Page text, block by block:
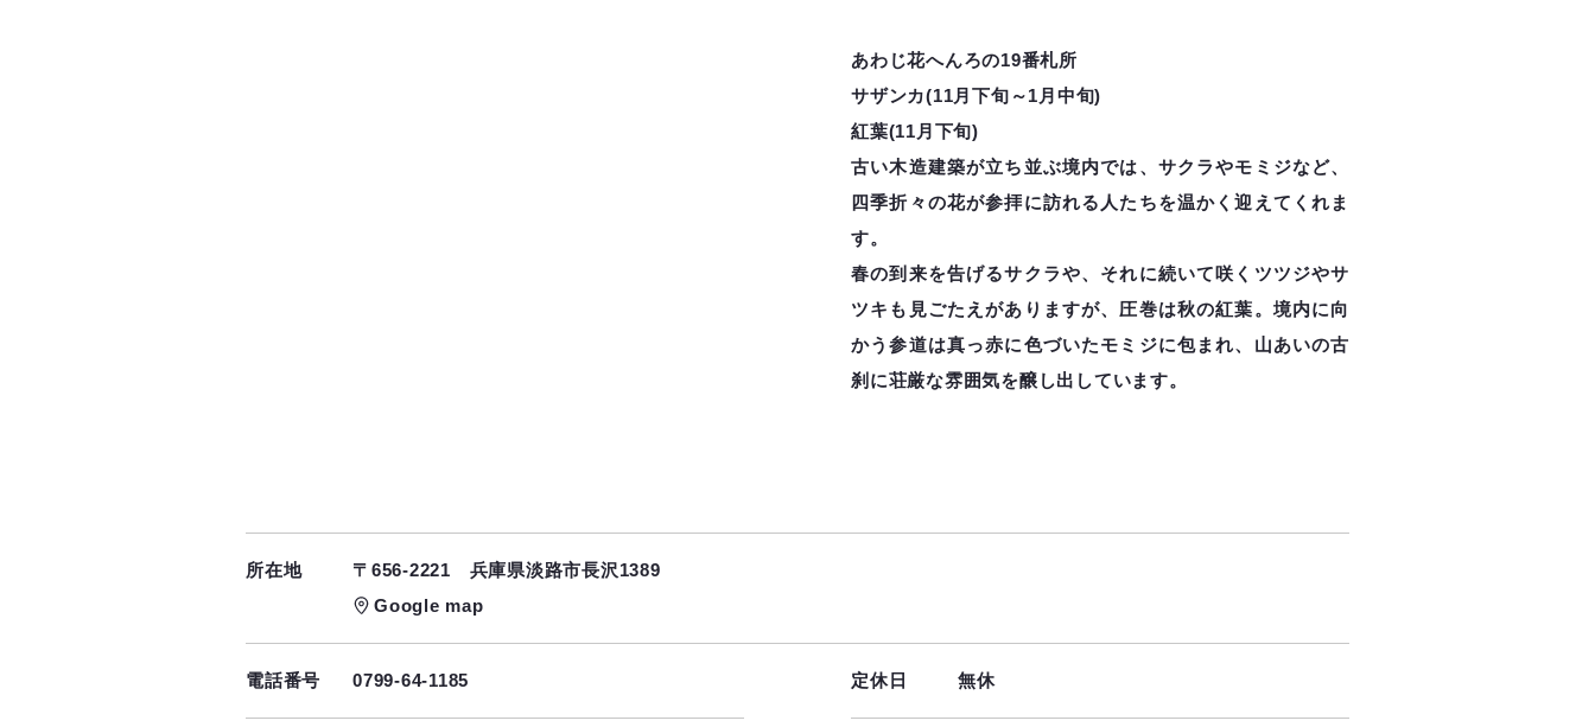
あわじ花へんろの19番札所
サザンカ(11月下旬～1月中旬)
紅葉(11月下旬)
古い木造建築が立ち並ぶ境内では、サクラやモミジなど、
四季折々の花が参拝に訪れる人たちを温かく迎えてくれま
す。
春の到来を告げるサクラや、それに続いて咲くツツジやサ
ツキも見ごたえがありますが、圧巻は秋の紅葉。境内に向
かう参道は真っ赤に色づいたモミジに包まれ、山あいの古
刹に荘厳な雰囲気を醸し出しています。
所在地 〒656-2221 兵庫県淡路市長沢1389
Google map
電話番号 0799-64-1185 定休日 無休